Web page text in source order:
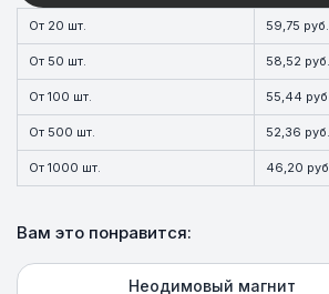
От 20 шт. 59,75 руб.
От 50 шт. 58,52 руб.
От 100 шт. 55,44 руб.
От 500 шт. 52,36 руб.
От 1000 шт. 46,20 руб.
Вам это понравится:
Неодимовый магнит